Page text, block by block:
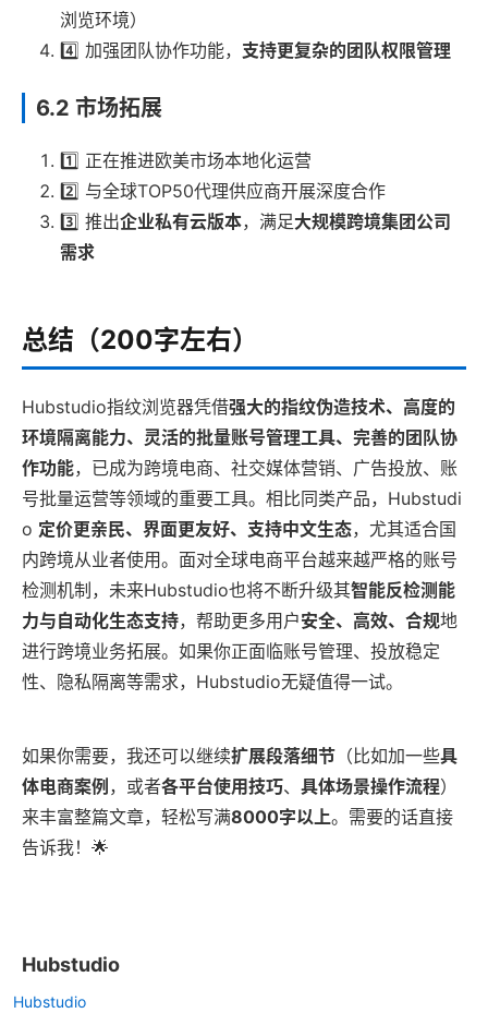
浏览环境）
4️⃣ 加强团队协作功能， 支持更复杂的团队权限管理
6.2 市场拓展
1️⃣ 正在推进欧美市场本地化运营
2️⃣ 与全球TOP50代理供应商开展深度合作
3️⃣ 推出企业私有云版本，满足大规模跨境集团公司
需求
总结（200字左右）
Hubstudio指纹浏览器凭借强大的指纹伪造技术、高度的
环境隔离能力、灵活的批量账号管理工具、完善的团队协
作功能，已成为跨境电商、社交媒体营销、广告投放、账
号批量运营等领域的重要工具。相比同类产品，Hubstudi
o 定价更亲民、界面更友好、支持中文生态，尤其适合国
内跨境从业者使用。面对全球电商平台越来越严格的账号
检测机制，未来Hubstudio也将不断升级其智能反检测能
力与自动化生态支持，帮助更多用户安全、高效、合规地
进行跨境业务拓展。如果你正面临账号管理、投放稳定
性、隐私隔离等需求，Hubstudio无疑值得一试。
如果你需要，我还可以继续扩展段落细节 （比如加一些具
体电商案例 ，或者各平台使用技巧、 具体场景操作流程）
来丰富整篇文章，轻松写满8000字以上。需要的话直接
告诉我！🌟
Hubstudio
Hubstudio